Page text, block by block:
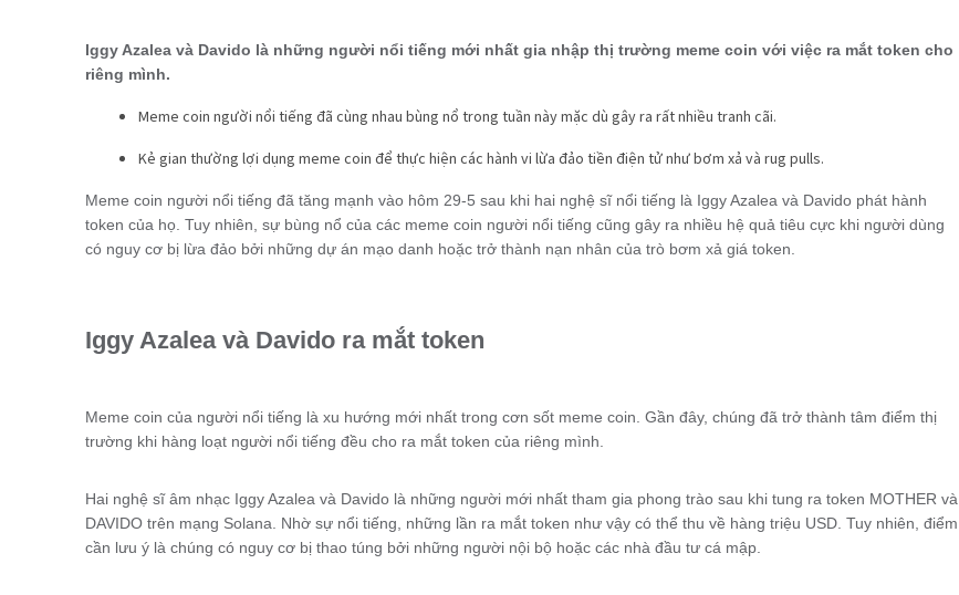
Iggy Azalea và Davido là những người nổi tiếng mới nhất gia nhập thị trường meme coin với việc ra mắt token cho
riêng mình.
Meme coin người nổi tiếng đã cùng nhau bùng nổ trong tuần này mặc dù gây ra rất nhiều tranh cãi.
Kẻ gian thường lợi dụng meme coin để thực hiện các hành vi lừa đảo tiền điện tử như bơm xả và rug pulls.
Meme coin người nổi tiếng đã tăng mạnh vào hôm 29-5 sau khi hai nghệ sĩ nổi tiếng là Iggy Azalea và Davido phát hành
token của họ. Tuy nhiên, sự bùng nổ của các meme coin người nổi tiếng cũng gây ra nhiều hệ quả tiêu cực khi người dùng
có nguy cơ bị lừa đảo bởi những dự án mạo danh hoặc trở thành nạn nhân của trò bơm xả giá token.
Iggy Azalea và Davido ra mắt token
Meme coin của người nổi tiếng là xu hướng mới nhất trong cơn sốt meme coin. Gần đây, chúng đã trở thành tâm điểm thị
trường khi hàng loạt người nổi tiếng đều cho ra mắt token của riêng mình.
Hai nghệ sĩ âm nhạc Iggy Azalea và Davido là những người mới nhất tham gia phong trào sau khi tung ra token MOTHER và
DAVIDO trên mạng Solana. Nhờ sự nổi tiếng, những lần ra mắt token như vậy có thể thu về hàng triệu USD. Tuy nhiên, điểm
cần lưu ý là chúng có nguy cơ bị thao túng bởi những người nội bộ hoặc các nhà đầu tư cá mập.